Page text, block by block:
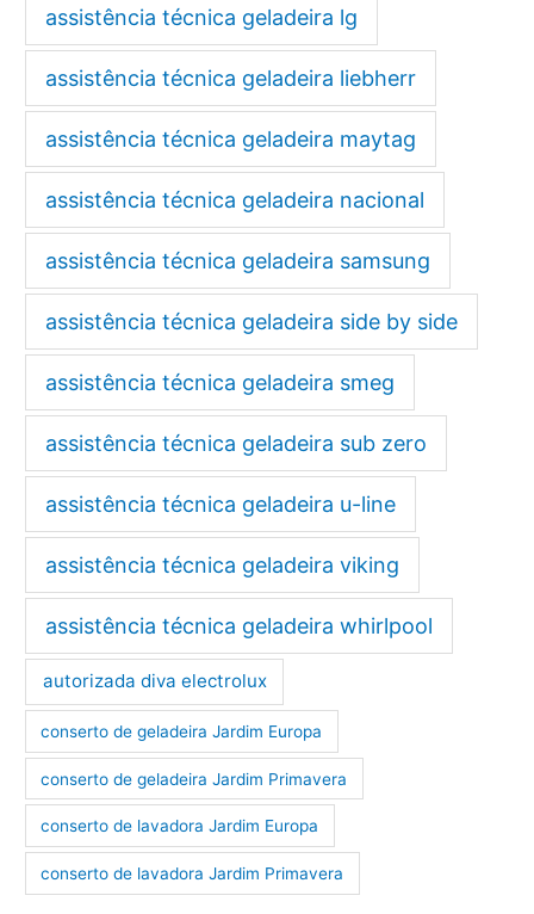
assistência técnica geladeira lg
assistência técnica geladeira liebherr
assistência técnica geladeira maytag
assistência técnica geladeira nacional
assistência técnica geladeira samsung
assistência técnica geladeira side by side
assistência técnica geladeira smeg
assistência técnica geladeira sub zero
assistência técnica geladeira u-line
assistência técnica geladeira viking
assistência técnica geladeira whirlpool
autorizada diva electrolux
conserto de geladeira Jardim Europa
conserto de geladeira Jardim Primavera
conserto de lavadora Jardim Europa
conserto de lavadora Jardim Primavera